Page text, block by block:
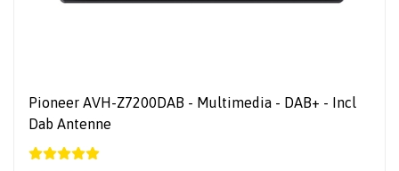
Pioneer AVH-Z7200DAB - Multimedia - DAB+ - Incl
Dab Antenne